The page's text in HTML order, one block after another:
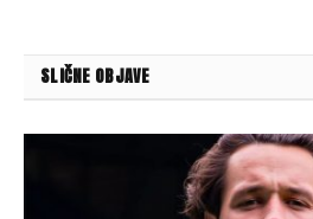
SLIČNE OBJAVE